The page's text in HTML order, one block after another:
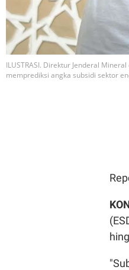
ILUSTRASI. Direktur Jenderal
memprediksi angka subsidi sektor